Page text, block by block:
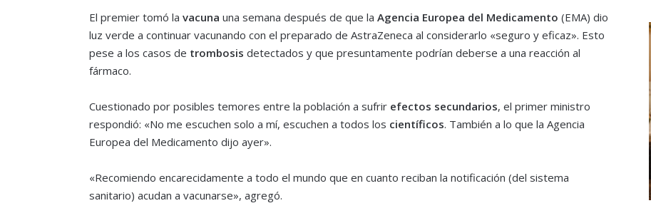
El premier tomó la vacuna una semana después de que la Agencia Europea del Medicamento (EMA) dio
luz verde a continuar vacunando con el preparado de AstraZeneca al considerarlo «seguro y eficaz». Esto
pese a los casos de trombosis detectados y que presuntamente podrían deberse a una reacción al
fármaco.
Cuestionado por posibles temores entre la población a sufrir efectos secundarios, el primer ministro
respondió: «No me escuchen solo a mí, escuchen a todos los científicos. También a lo que la Agencia
Europea del Medicamento dijo ayer».
«Recomiendo encarecidamente a todo el mundo que en cuanto reciban la notificación (del sistema
sanitario) acudan a vacunarse», agregó.